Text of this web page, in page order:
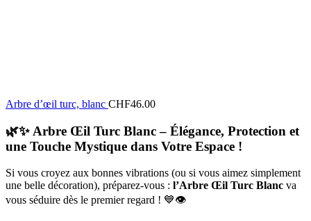
Arbre d’œil turc, blanc CHF46.00
🌿✨ Arbre Œil Turc Blanc – Élégance, Protection et
une Touche Mystique dans Votre Espace !
Si vous croyez aux bonnes vibrations (ou si vous aimez simplement
une belle décoration), préparez-vous : l’Arbre Œil Turc Blanc va
vous séduire dès le premier regard ! 💙👁️